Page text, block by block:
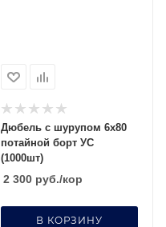
Дюбель с шурупом 6х80
потайной борт УС
(1000шт)
2 300 руб./кор
В КОРЗИНУ